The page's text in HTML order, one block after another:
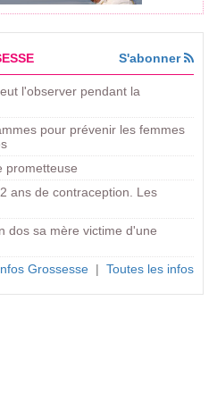
S'abonner
l'observer pendant la
pour prévenir les femmes
prometteuse
ans de contraception. Les
dos sa mère victime d'une
Grossesse | Toutes les infos